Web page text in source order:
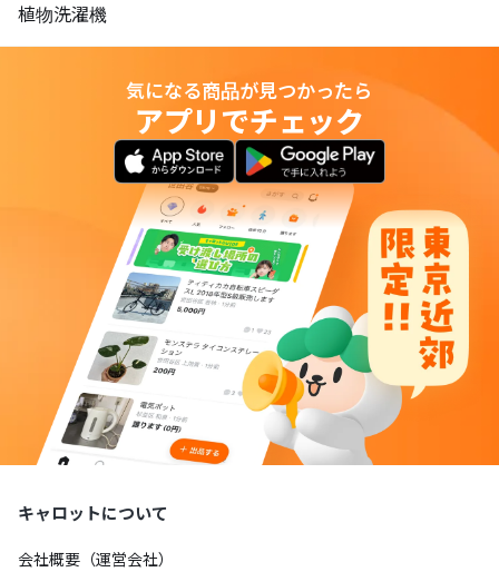
植物洗濯機
気になる商品が見つかったら
アプリでチェック
キャロットについて
会社概要（運営会社）